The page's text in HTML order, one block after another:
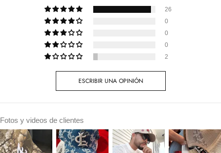
26
0
0
0
2
ESCRIBIR UNA OPINIÓN
Fotos y videos de clientes